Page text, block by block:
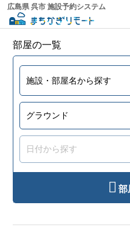
広島県 呉市 施設予約システム
部屋の一覧
部